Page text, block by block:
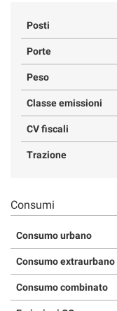
Posti
Porte
Peso
Classe emissioni
CV fiscali
Trazione
Consumi
Consumo urbano
Consumo extraurbano
Consumo combinato